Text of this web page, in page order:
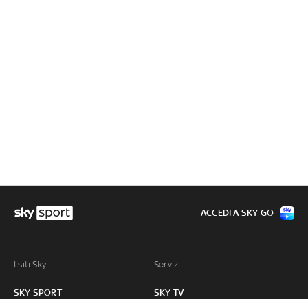
I siti Sky:
SKY SPORT
Servizi:
SKY TV
ACCEDI A SKY GO